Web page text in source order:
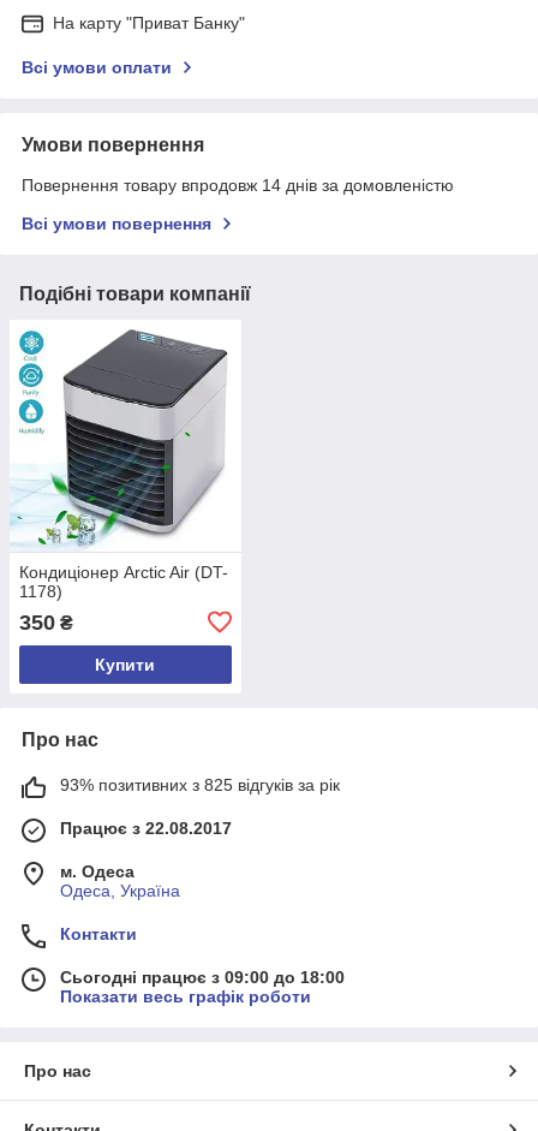
На карту "Приват Банку"
Всі умови оплати
Умови повернення
Повернення товару впродовж 14 днів за домовленістю
Всі умови повернення
Подібні товари компанії
Кондиціонер Arctic Air (DT-
1178)
350 ₴
Купити
Про нас
93% позитивних з 825 відгуків за рік
Працює з 22.08.2017
м. Одеса
Одеса, Україна
Контакти
Сьогодні працює з 09:00 до 18:00
Показати весь графік роботи
Про нас